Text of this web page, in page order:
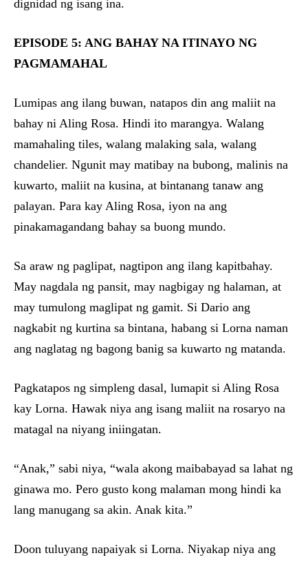
dignidad ng isang ina.
EPISODE 5: ANG BAHAY NA ITINAYO NG
PAGMAMAHAL
Lumipas ang ilang buwan, natapos din ang maliit na
bahay ni Aling Rosa. Hindi ito marangya. Walang
mamahaling tiles, walang malaking sala, walang
chandelier. Ngunit may matibay na bubong, malinis na
kuwarto, maliit na kusina, at bintanang tanaw ang
palayan. Para kay Aling Rosa, iyon na ang
pinakamagandang bahay sa buong mundo.
Sa araw ng paglipat, nagtipon ang ilang kapitbahay.
May nagdala ng pansit, may nagbigay ng halaman, at
may tumulong maglipat ng gamit. Si Dario ang
nagkabit ng kurtina sa bintana, habang si Lorna naman
ang naglatag ng bagong banig sa kuwarto ng matanda.
Pagkatapos ng simpleng dasal, lumapit si Aling Rosa
kay Lorna. Hawak niya ang isang maliit na rosaryo na
matagal na niyang iniingatan.
“Anak,” sabi niya, “wala akong maibabayad sa lahat ng
ginawa mo. Pero gusto kong malaman mong hindi ka
lang manugang sa akin. Anak kita.”
Doon tuluyang napaiyak si Lorna. Niyakap niya ang